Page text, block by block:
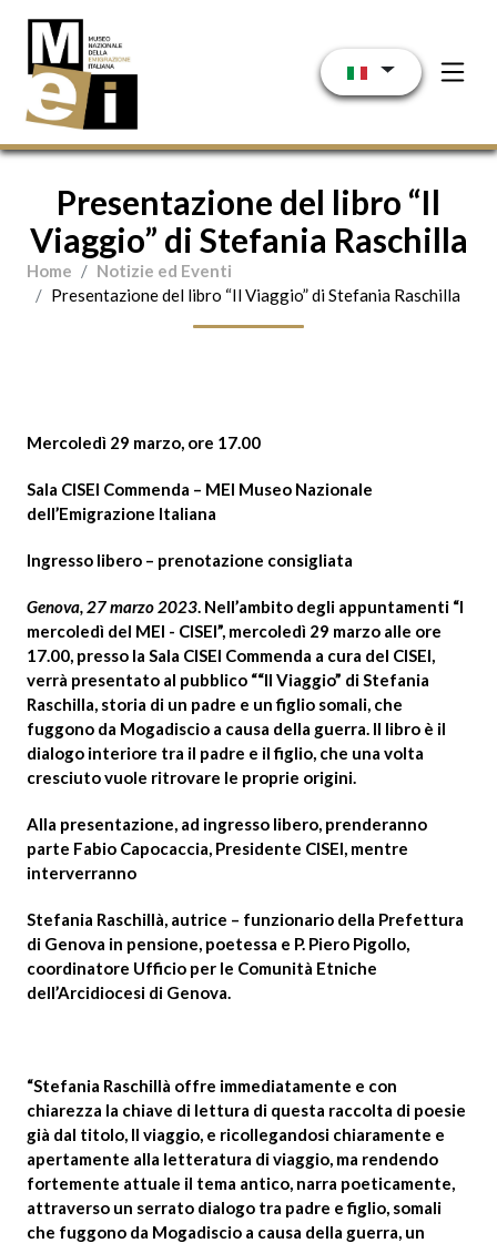
Presentazione del libro “Il
Viaggio” di Stefania Raschilla
Home
Notizie ed Eventi
Presentazione del libro “Il Viaggio” di Stefania Raschilla
Mercoledì 29 marzo, ore 17.00
Sala CISEI Commenda – MEI Museo Nazionale
dell’Emigrazione Italiana
Ingresso libero – prenotazione consigliata
Genova, 27 marzo 2023. Nell’ambito degli appuntamenti “I
mercoledì del MEI - CISEI”, mercoledì 29 marzo alle ore
17.00, presso la Sala CISEI Commenda a cura del CISEI,
verrà presentato al pubblico ““Il Viaggio” di Stefania
Raschilla, storia di un padre e un figlio somali, che
fuggono da Mogadiscio a causa della guerra. Il libro è il
dialogo interiore tra il padre e il figlio, che una volta
cresciuto vuole ritrovare le proprie origini.
Alla presentazione, ad ingresso libero, prenderanno
parte Fabio Capocaccia, Presidente CISEI, mentre
interverranno
Stefania Raschillà, autrice – funzionario della Prefettura
di Genova in pensione, poetessa e P. Piero Pigollo,
coordinatore Ufficio per le Comunità Etniche
dell’Arcidiocesi di Genova.
“Stefania Raschillà offre immediatamente e con
chiarezza la chiave di lettura di questa raccolta di poesie
già dal titolo, Il viaggio, e ricollegandosi chiaramente e
apertamente alla letteratura di viaggio, ma rendendo
fortemente attuale il tema antico, narra poeticamente,
attraverso un serrato dialogo tra padre e figlio, somali
che fuggono da Mogadiscio a causa della guerra, un